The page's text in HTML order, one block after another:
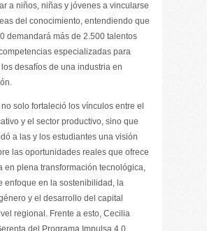
a niños, niñas y jóvenes a vincularse
del conocimiento, entendiendo que
demandará más de 2.500 talentos
especializadas para
desafíos de una industria en
solo fortaleció los vínculos entre el
y el sector productivo, sino que
a las y los estudiantes una visión
las oportunidades reales que ofrece
en plena transformación tecnológica,
enfoque en la sostenibilidad, la
y el desarrollo del capital
regional. Frente a esto, Cecilia
del Programa Impulsa 4.0,